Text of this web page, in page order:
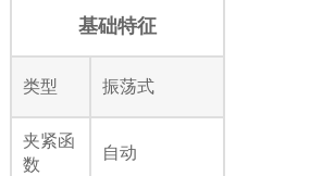
基础特征
类型 振荡式
夹紧函
数
自动